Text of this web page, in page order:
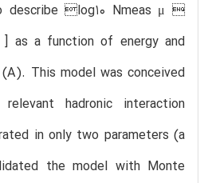
describe log10 Nmeas μ 
] as a function of energy and
This model was conceived
hadronic interaction
in only two parameters (a
the model with Monte